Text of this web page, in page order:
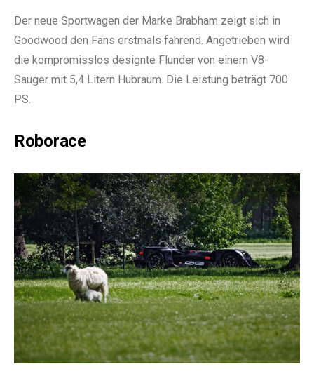
Der neue Sportwagen der Marke Brabham zeigt sich in
Goodwood den Fans erstmals fahrend. Angetrieben wird
die kompromisslos designte Flunder von einem V8-
Sauger mit 5,4 Litern Hubraum. Die Leistung beträgt 700
PS.
Roborace